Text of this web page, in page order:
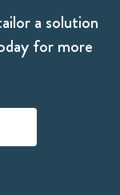
a solution
for more